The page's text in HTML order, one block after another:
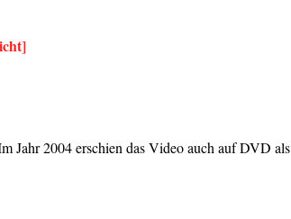
Jahr 2004 erschien das Video auch auf DVD als